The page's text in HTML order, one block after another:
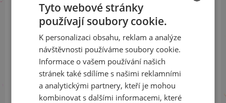
ODEBÍRAT NEWSLETTER
Sledujte nás na sociálních sítích
LinkedInflickr
ENGLISH
Tyto webové stránky
používají soubory cookie.
K personalizaci obsahu, reklam a analýze
návštěvnosti používáme soubory cookie.
Informace o vašem používání našich
stránek také sdílíme s našimi reklamními
a analytickými partnery, kteří je mohou
kombinovat s dalšími informacemi, které